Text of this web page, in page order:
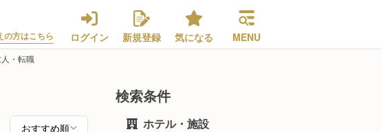
の方はこちら ログイン 新規登録 気になる MENU
・転職
検索条件
ホテル・施設